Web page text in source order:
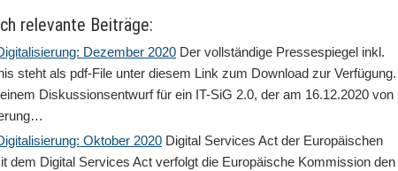
relevante Beiträge:
Dezember 2020 Der vollständige Pressespiegel inkl.
steht als pdf-File unter diesem Link zum Download zur Verfügung.
Diskussionsentwurf für ein IT-SiG 2.0, der am 16.12.2020 von
Oktober 2020 Digital Services Act der Europäischen
dem Digital Services Act verfolgt die Europäische Kommission den